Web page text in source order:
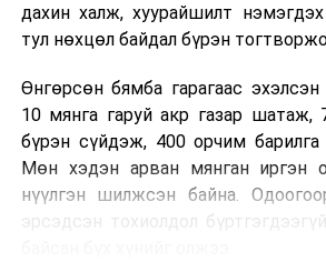
дахин халж, хуурайшилт
тул нөхцөл байдал бүрэн
Өнгөрсөн бямба гарагаас
10 мянга гаруй акр газар шатаж,
бүрэн сүйдэж, 400 орчим
Мөн хэдэн арван мянган иргэн
нүүлгэн шилжсэн байна.
эрсэдсэн тохиолдол